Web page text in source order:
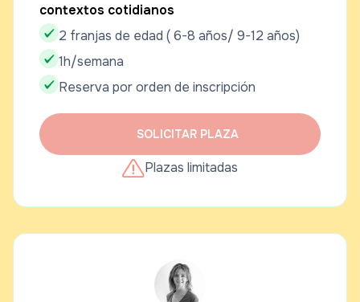
contextos cotidianos
2 franjas de edad ( 6-8 años/ 9-12 años)
1h/semana
Reserva por orden de inscripción
SOLICITAR PLAZA
Plazas limitadas